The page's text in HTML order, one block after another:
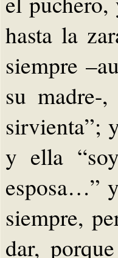
hasta la
siempre
su
sirvienta”;
y ella
esposa…”
siempre,
dar,